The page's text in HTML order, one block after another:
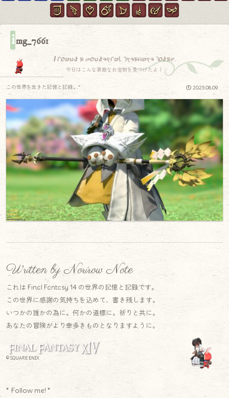
img_7661
I found a wonderful treasure today.
今日はこんな素敵なお宝物を見つけたよ！
2025.08.09
この世界を生きた記憶と記録.｡.:*
Written by Norirow Note
これは Final Fantasy 14 の世界の記憶と記録です。
この世界に感謝の気持ちを込めて、書き残します。
いつかの誰かの為に。何かの道標に。祈りと共に。
あなたの冒険がより幸多きものとなりますように。
© SQUARE ENIX
* Follow me! *